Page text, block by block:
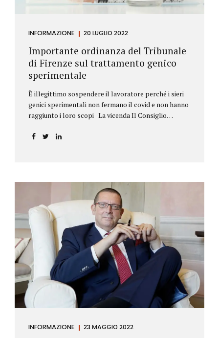
INFORMAZIONE 20 LUGLIO 2022
Importante ordinanza del Tribunale
di Firenze sul trattamento genico
sperimentale
È illegittimo sospendere il lavoratore perché i sieri
genici sperimentali non fermano il covid e non hanno
raggiunto i loro scopi La vicenda Il Consiglio
alla sospensione di una propria iscritta, a causa del
76/2021. La psicologa ricorreva in via d’urgenza al
Tribunale di Firenze per chiedere la sospensione di
tale provvedimento, gravemente pregiudizievole per
la propria persona, in quanto impeditivo dello
svolgimento della libera professione. Per il Giudice
fiorentino, Dott.ssa Susanna Zanda, il
provvedimento assunto dal Consiglio lede...
INFORMAZIONE 23 MAGGIO 2022